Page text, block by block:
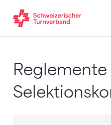
Reglemente